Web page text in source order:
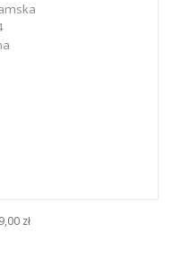
zł